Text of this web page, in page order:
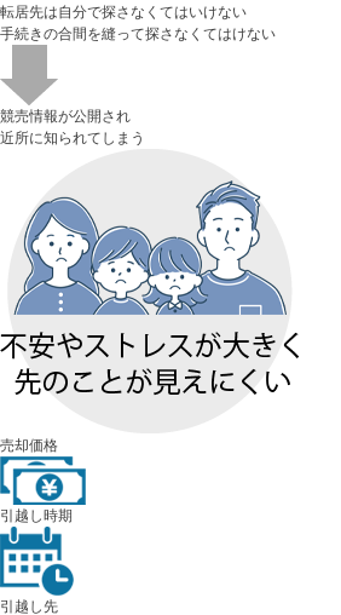
転居先は自分で探さなくてはいけない
手続きの合間を縫って探さなくてはけない
競売情報が公開され
近所に知られてしまう
売却価格
引越し時期
引越し先